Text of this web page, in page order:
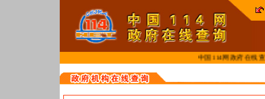
中国114网政府在线查